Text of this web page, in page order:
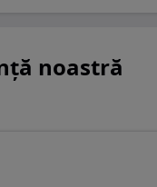
noastră